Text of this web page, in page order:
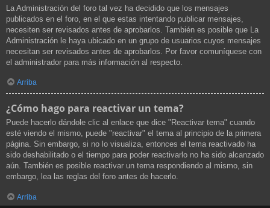
La Administración del foro tal vez ha decidido que los mensajes
publicados en el foro, en el que estas intentando publicar mensajes,
necesiten ser revisados antes de aprobarlos. También es posible que La
Administración le haya ubicado en un grupo de usuarios cuyos mensajes
necesitan ser revisados antes de aprobarlos. Por favor comuníquese con
el administrador para más información al respecto.
Arriba
¿Cómo hago para reactivar un tema?
Puede hacerlo dándole clic al enlace que dice "Reactivar tema" cuando
esté viendo el mismo, puede "reactivar" el tema al principio de la primera
página. Sin embargo, si no lo visualiza, entonces el tema reactivado ha
sido deshabilitado o el tiempo para poder reactivarlo no ha sido alcanzado
aún. También es posible reactivar un tema respondiendo al mismo, sin
embargo, lea las reglas del foro antes de hacerlo.
Arriba